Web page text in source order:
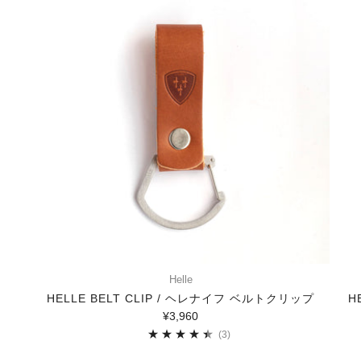
Helle
HELLE BELT CLIP / ヘレナイフ ベルトクリップ
¥3,960
(3)3